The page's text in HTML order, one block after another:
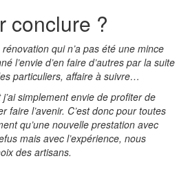
conclure ?
qui n’a pas été une mince
l’envie d’en faire d’autres par la suite
particuliers, affaire à suivre…
simplement envie de profiter de
faire l’avenir. C’est donc pour toutes
qu’une nouvelle prestation avec
mais avec l’expérience, nous
des artisans.